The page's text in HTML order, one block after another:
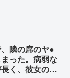
、隣の席のヤ●
った。病弱な
く、彼女の家